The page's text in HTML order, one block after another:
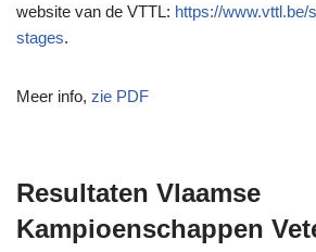
website van de VTTL: https://www.vttl.be/
stages.
Meer info, zie PDF
Resultaten Vlaamse
Kampioenschappen